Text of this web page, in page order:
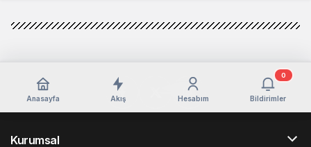
Anasayfa Akış Hesabım Bildirimler
0
Kurumsal